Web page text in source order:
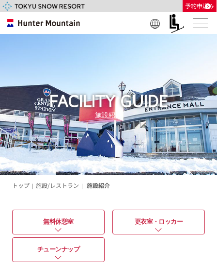
予約申込み
日本
Engl
한글
ภาษ
中国
中國
FACILITY GUIDE
施設紹介
トップ | 施設/レストラン | 施設紹介
無料休憩室 更衣室・ロッカー
チューンナップ